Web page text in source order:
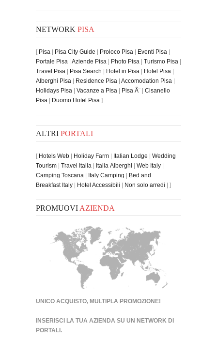
NETWORK PISA
[ Pisa | Pisa City Guide | Proloco Pisa | Eventi Pisa |
Portale Pisa | Aziende Pisa | Photo Pisa | Turismo Pisa |
Travel Pisa | Pisa Search | Hotel in Pisa | Hotel Pisa |
Alberghi Pisa | Residence Pisa | Accomodation Pisa |
Holidays Pisa | Vacanze a Pisa | Pisa Ã¨ | Cisanello
Pisa | Duomo Hotel Pisa ]
ALTRI PORTALI
[ Hotels Web | Holiday Farm | Italian Lodge | Wedding
Tourism | Travel Italia | Italia Alberghi | Web Italy |
Camping Toscana | Italy Camping | Bed and
Breakfast Italy | Hotel Accessibili | Non solo arredi | ]
PROMUOVI AZIENDA
UNICO ACQUISTO, MULTIPLA PROMOZIONE!
INSERISCI LA TUA AZIENDA SU UN NETWORK DI
PORTALI.